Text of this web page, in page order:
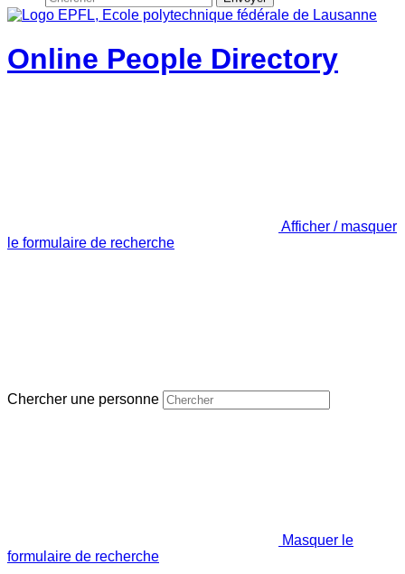
Online People Directory
Afficher / masquer
le formulaire de recherche
Chercher une personne
Masquer le
formulaire de recherche